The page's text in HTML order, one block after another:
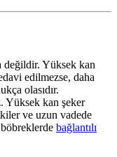
değildir. Yüksek kan
edilmezse, daha
olasıdır.
Yüksek kan şeker
ve uzun vadede
bağlantılı